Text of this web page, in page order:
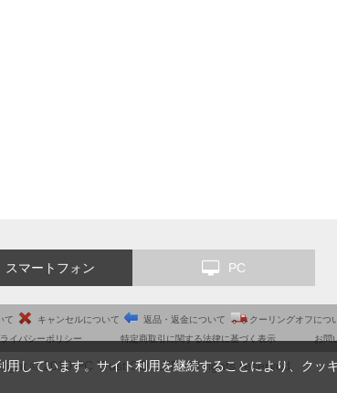
スマートフォン PC
て キャンセルについて 返品・返金について クーリングオフにつ
イバシーポリシー 特定商取引に関する法律に基づく表示 お問
© 2010 PC Trust CO.,LTD. All rights reserved.
しています。サイト利用を継続することにより、クッ